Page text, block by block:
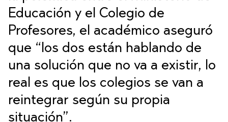
Educación y el Colegio de
Profesores, el académico aseguró
que “los dos están hablando de
una solución que no va a existir, lo
real es que los colegios se van a
reintegrar según su propia
situación”.